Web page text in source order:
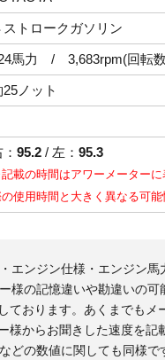
ストロークガソリン
馬力 / 3,683rpm(回転
25ノット
95.2/ 左： 95.3
載の時間はアワーメーター
の使用時間と大きく異なる可
エンジン仕様・エンジン
様の記憶違いや勘違いの
おります。あくまでも
からお聞きした速度を
どの数値に関しても同様で